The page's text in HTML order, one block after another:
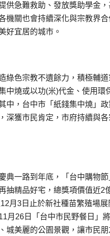
供急難救助、發放獎助學金
機關也會持續深化與宗教界
好宜居的城市。
綠色宗教不遺餘力，積極輔
中燒或以功(米)代金、使用
中，台中市「紙錢集中燒」
深獲市民肯定，市府持續與
典一路到年底，「台中購物
抽精品好宅，總獎項價值近
月3日止於新社種苗繁殖場
月26日「台中市民野餐日」
城美麗的公園景觀，讓市民